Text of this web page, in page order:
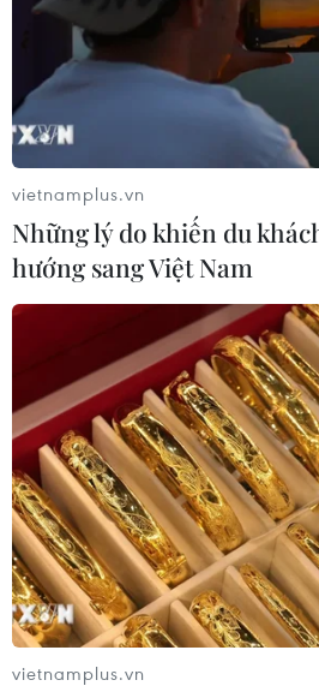
TIN CÙNG CHUYÊN MỤC
Tổng thống Iran nhấn mạnh
sẽ không bị ép buộc phải đầu
08/08/2026 11:51
Mỹ có đang chuẩn bị
chiến lược mới nhằm vào Iran?
07/08/2026 10:08
vietnamplus.vn
Những lý do khiến du
hướng sang Việt Nam
vietnamplus.vn